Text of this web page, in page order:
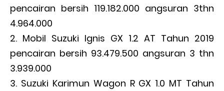
pencairan bersih 119.182.000 angsuran 3thn
4.964.000
Mobil Suzuki Ignis GX 1.2 AT Tahun 2019
pencairan bersih 93.479.500 angsuran 3 thn
3.939.000
Suzuki Karimun Wagon R GX 1.0 MT Tahun